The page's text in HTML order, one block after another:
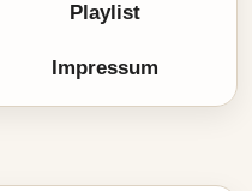
Playlist
Impressum